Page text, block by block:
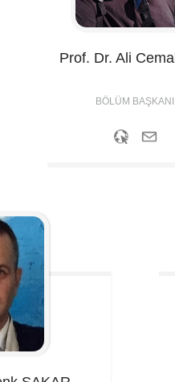
Prof. Dr. Ali Cemal
BÖLÜM BAŞKANI